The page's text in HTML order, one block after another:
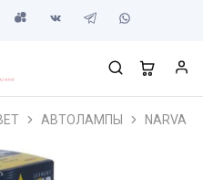
АВТОЛАМПЫ NARVA